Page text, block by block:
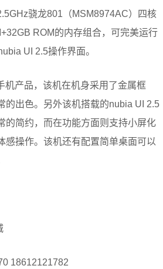
骁龙801（MSM8974AC）四核
ROM的内存组合，可完美运行
UI 2.5操作界面。
机产品，该机在机身采用了金属框
的出色。另外该机搭载的nubia UI 2.5
的简约，而在功能方面则支持小屏化
感操作。该机还有配置简单桌面可以
18612121782